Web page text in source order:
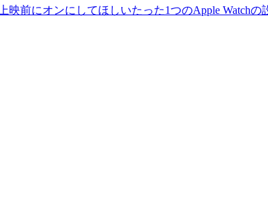
映前にオンにしてほしいたった1つのApple Watch